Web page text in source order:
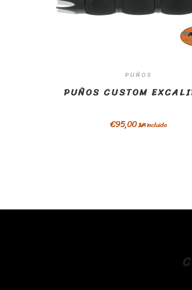
PUÑOS
PUÑOS CUSTOM
€95,00IVA incluido